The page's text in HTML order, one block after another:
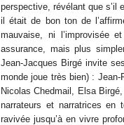
perspective, révélant que s’il
il était de bon ton de
mauvaise, ni l’improvisée
assurance, mais plus
Jean-Jacques Birgé invite
monde joue très bien) : Jean-
Nicolas Chedmail, Elsa
narrateurs et narratrices en
ravivée jusqu’à en vivre